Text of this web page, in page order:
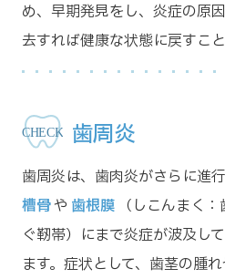
め、早期発見をし、炎症の原
去すれば健康な状態に戻すこと
歯周炎
歯周炎は、歯肉炎がさらに進
槽骨や 歯根膜 （しこんまく
ぐ靭帯）にまで炎症が波及し
ます。症状として、歯茎の腫